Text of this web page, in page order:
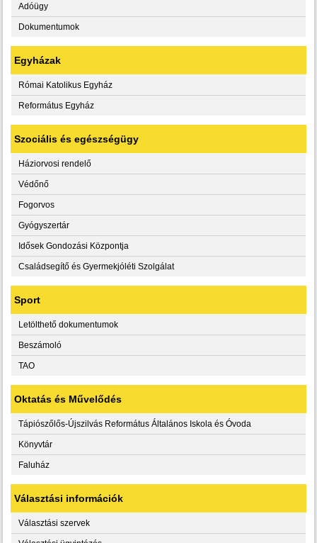
Adóügy
Dokumentumok
Egyházak
Római Katolikus Egyház
Református Egyház
Szociális és egészségügy
Háziorvosi rendelő
Védőnő
Fogorvos
Gyógyszertár
Idősek Gondozási Központja
Családsegítő és Gyermekjóléti Szolgálat
Sport
Letölthető dokumentumok
Beszámoló
TAO
Oktatás és Művelődés
Tápiószőlős-Újszilvás Református Általános Iskola és Óvoda
Könyvtár
Faluház
Választási információk
Választási szervek